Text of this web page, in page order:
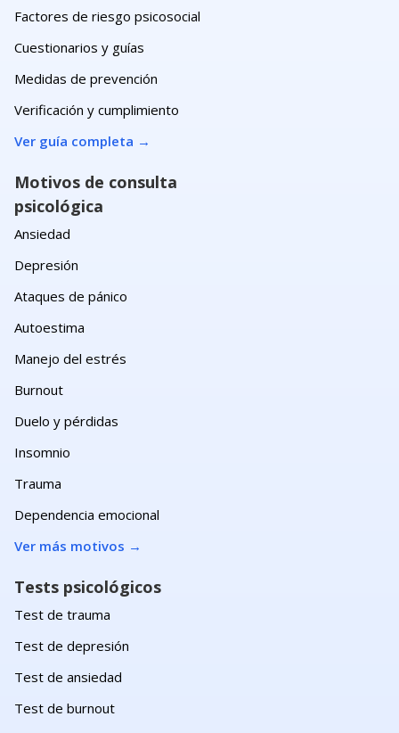
Factores de riesgo psicosocial
Cuestionarios y guías
Medidas de prevención
Verificación y cumplimiento
Ver guía completa →
Motivos de consulta
psicológica
Ansiedad
Depresión
Ataques de pánico
Autoestima
Manejo del estrés
Burnout
Duelo y pérdidas
Insomnio
Trauma
Dependencia emocional
Ver más motivos →
Tests psicológicos
Test de trauma
Test de depresión
Test de ansiedad
Test de burnout